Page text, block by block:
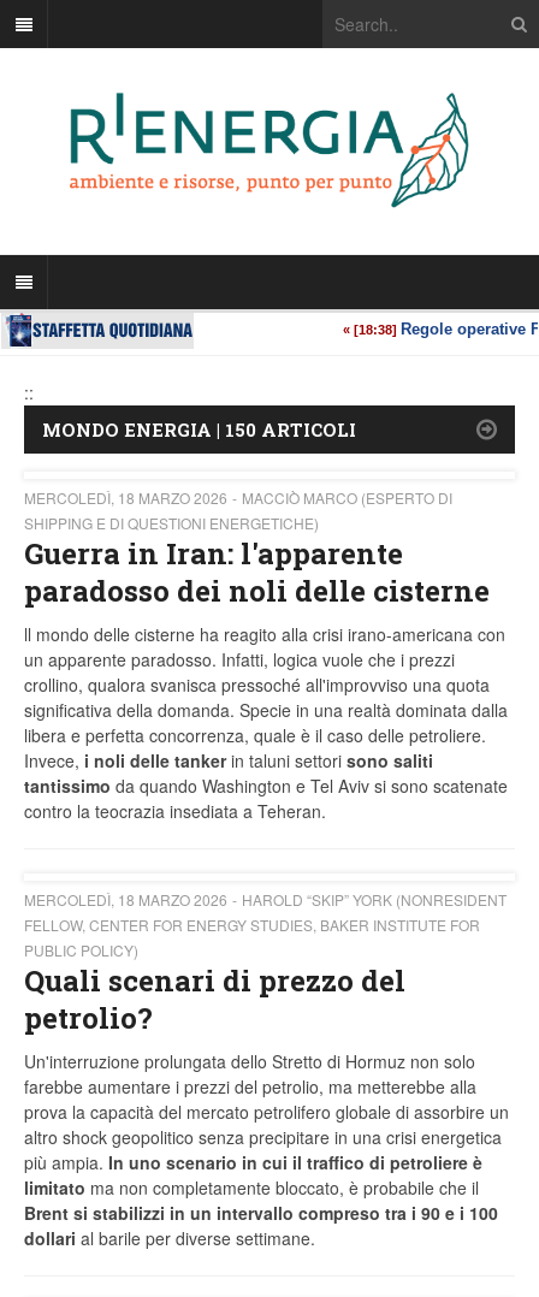
::
MONDO ENERGIA | 150 ARTICOLI
MERCOLEDÌ, 18 MARZO 2026
MACCIÒ MARCO (ESPERTO DI
SHIPPING E DI QUESTIONI ENERGETICHE)
Guerra in Iran: l'apparente
paradosso dei noli delle cisterne
ll mondo delle cisterne ha reagito alla crisi irano-americana con
un apparente paradosso. Infatti, logica vuole che i prezzi
crollino, qualora svanisca pressoché all'improvviso una quota
significativa della domanda. Specie in una realtà dominata dalla
libera e perfetta concorrenza, quale è il caso delle petroliere.
Invece, i noli delle tankerin taluni settori sono saliti
tantissimo da quando Washington e Tel Aviv si sono scatenate
contro la teocrazia insediata a Teheran.
MERCOLEDÌ, 18 MARZO 2026
HAROLD “SKIP” YORK (NONRESIDENT
FELLOW, CENTER FOR ENERGY STUDIES, BAKER INSTITUTE FOR
PUBLIC POLICY)
Quali scenari di prezzo del
petrolio?
Un'interruzione prolungata dello Stretto di Hormuz non solo
farebbe aumentare i prezzi del petrolio, ma metterebbe alla
prova la capacità del mercato petrolifero globale di assorbire un
altro shock geopolitico senza precipitare in una crisi energetica
più ampia. In uno scenario in cui il traffico di petroliere è
limitato ma non completamente bloccato, è probabile che il
Brent si stabilizzi in un intervallo compreso tra i 90 e i 100
dollari al barile per diverse settimane.